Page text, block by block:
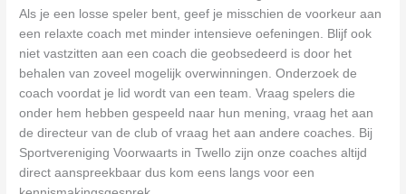
Als je een losse speler bent, geef je misschien de voorkeur aan
een relaxte coach met minder intensieve oefeningen. Blijf ook
niet vastzitten aan een coach die geobsedeerd is door het
behalen van zoveel mogelijk overwinningen. Onderzoek de
coach voordat je lid wordt van een team. Vraag spelers die
onder hem hebben gespeeld naar hun mening, vraag het aan
de directeur van de club of vraag het aan andere coaches. Bij
Sportvereniging Voorwaarts in Twello zijn onze coaches altijd
direct aanspreekbaar dus kom eens langs voor een